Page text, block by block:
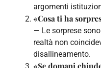
argomenti
«Cosa ti ha
— Le sorprese
realtà non
disallineamento.
«Se domani